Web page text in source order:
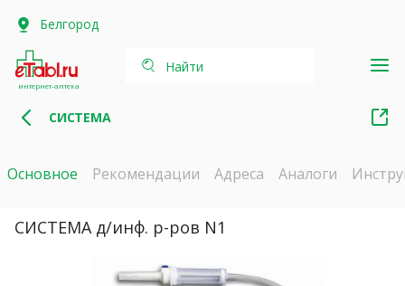
Белгород
интернет-аптека
Найти
СИСТЕМА
Основное Рекомендации Адреса Аналоги
СИСТЕМА д/инф. р-ров N1